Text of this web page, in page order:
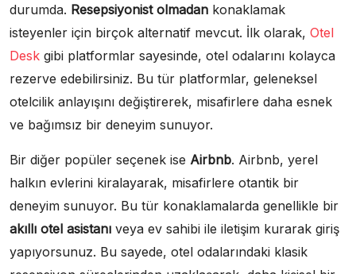
durumda. Resepsiyonist olmadan konaklamak
isteyenler için birçok alternatif mevcut. İlk olarak, Otel
Desk gibi platformlar sayesinde, otel odalarını kolayca
rezerve edebilirsiniz. Bu tür platformlar, geleneksel
otelcilik anlayışını değiştirerek, misafirlere daha esnek
ve bağımsız bir deneyim sunuyor.
Bir diğer popüler seçenek ise Airbnb. Airbnb, yerel
halkın evlerini kiralayarak, misafirlere otantik bir
deneyim sunuyor. Bu tür konaklamalarda genellikle bir
akıllı otel asistanı veya ev sahibi ile iletişim kurarak giriş
yapıyorsunuz. Bu sayede, otel odalarındaki klasik